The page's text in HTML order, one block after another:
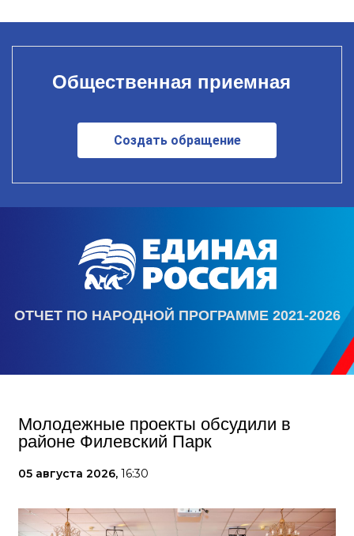
Общественная приемная
Создать обращение
ОТЧЕТ ПО НАРОДНОЙ ПРОГРАММЕ 2021-2026
Молодежные проекты обсудили в
районе Филевский Парк
05 августа 2026, 16:30